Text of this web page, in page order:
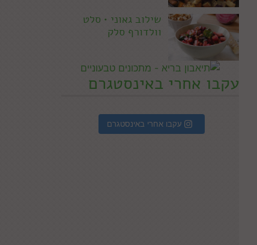
שילוב גאוני • סלט
וולדורף סלק
עקבו אחרי באינסטגרם
עקבו אחרי באינסטגרם